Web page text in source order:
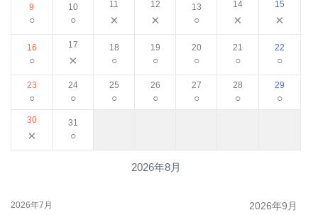
2026年8月
9
○
10
○
11
×
12
×
13
○
14
×
15
×
16
○
17
×
18
○
19
○
20
○
21
○
22
○
23
○
24
○
25
○
26
○
27
○
28
○
29
○
30
×
31
○
2026年7月 2026年9月